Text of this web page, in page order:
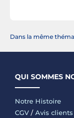
Dans la même
QUI SOMMES
Notre Histoire
CGV / Avis clients